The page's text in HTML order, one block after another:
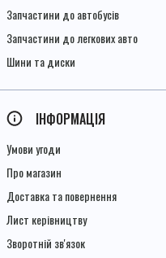
Запчастини до автобусів
Запчастини до легкових авто
Шини та диски
ІНФОРМАЦІЯ
Умови угоди
Про магазин
Доставка та повернення
Лист керівництву
Зворотній зв'язок